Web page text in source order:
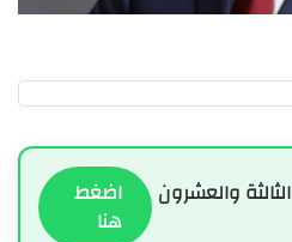
والعشرون
اضغط
هنا